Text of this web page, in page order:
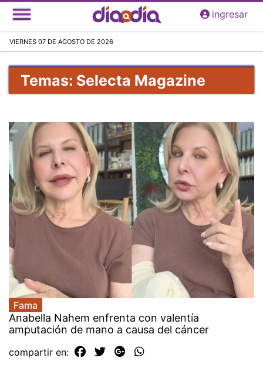
Pasar
al
principal
ingresar
VIERNES 07 DE AGOSTO DE 2026
Temas: Selecta Magazine
Fama
Anabella Nahem enfrenta con valentía
amputación de mano a causa del cáncer
compartir en: